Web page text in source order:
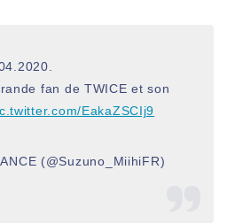
fan de TWICE et son
EakaZSCIj9
(@Suzuno_MiihiFR)